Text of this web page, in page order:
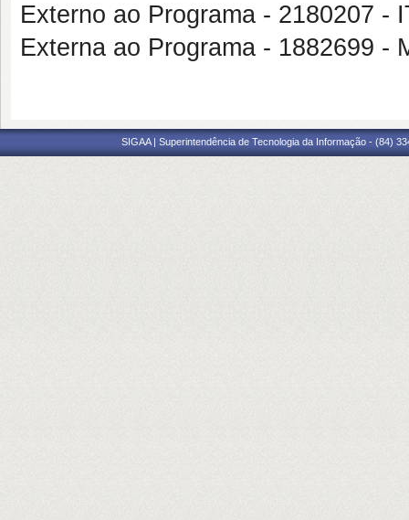
Externo ao Programa - 2180207 -
Externa ao Programa - 1882699 -
SIGAA | Superintendência de Tecnologia da Informação - (84)